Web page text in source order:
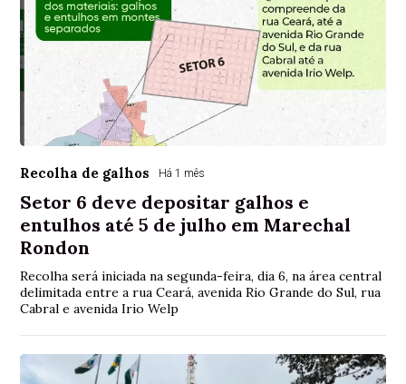
Recolha de galhos Há 1 mês
Setor 6 deve depositar galhos e
entulhos até 5 de julho em Marechal
Rondon
Recolha será iniciada na segunda-feira, dia 6, na área central
delimitada entre a rua Ceará, avenida Rio Grande do Sul, rua
Cabral e avenida Irio Welp